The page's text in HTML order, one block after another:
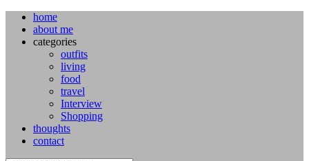
home
about me
categories
outfits
living
food
travel
Interview
Shopping
thoughts
contact